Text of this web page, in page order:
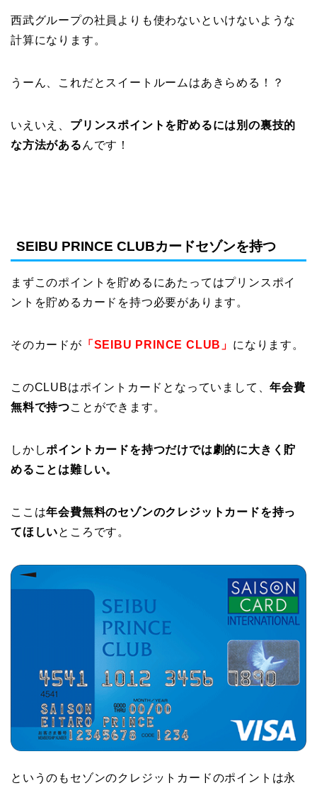
西武グループの社員よりも使わないといけないような
計算になります。
うーん、これだとスイートルームはあきらめる！？
いえいえ、 プリンスポイントを貯めるには別の裏技的
な方法がある んです！
SEIBU PRINCE CLUBカードセゾンを持つ
まずこのポイントを貯めるにあたってはプリンスポイ
ントを貯めるカードを持つ必要があります。
そのカードが 「SEIBU PRINCE CLUB」 になります。
このCLUBはポイントカードとなっていまして、年会費
無料で持つことができます。
しかしポイントカードを持つだけでは劇的に大きく貯
めることは難しい。
ここは年会費無料のセゾンのクレジットカードを持っ
てほしいところです。
というのもセゾンのクレジットカードのポイントは永